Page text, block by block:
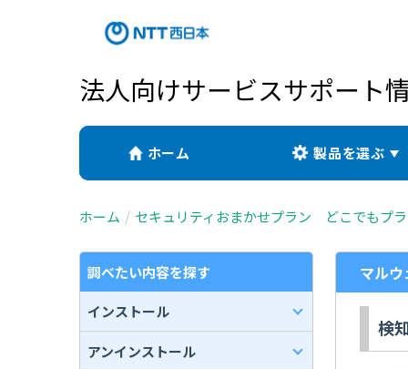
法人向けサービスサポート
ホーム 製品を選ぶ
ホーム セキュリティおまかせプラン どこでもプ
調べたい内容を探す
インストール
アンインストール
マル
検